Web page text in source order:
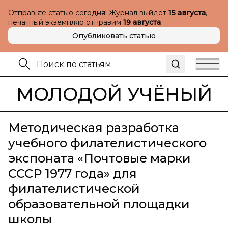
Отправьте статью сегодня! Журнал выйдет 15 августа,
печатный экземпляр отправим 19 августа
Опубликовать статью
МОЛОДОЙ УЧЁНЫЙ
Методическая разработка
учебного филателистического
экспоната «Почтовые марки
СССР 1977 года» для
филателистической
образовательной площадки
школы